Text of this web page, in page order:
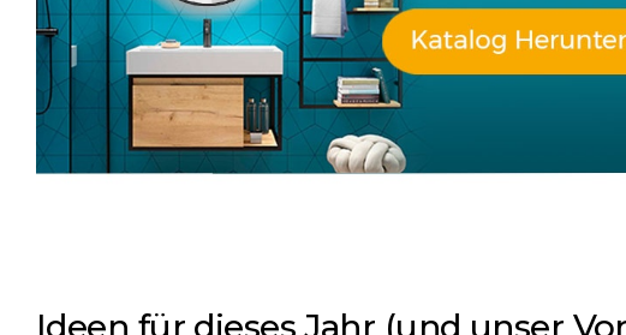
Ideen für dieses Jahr (und unser